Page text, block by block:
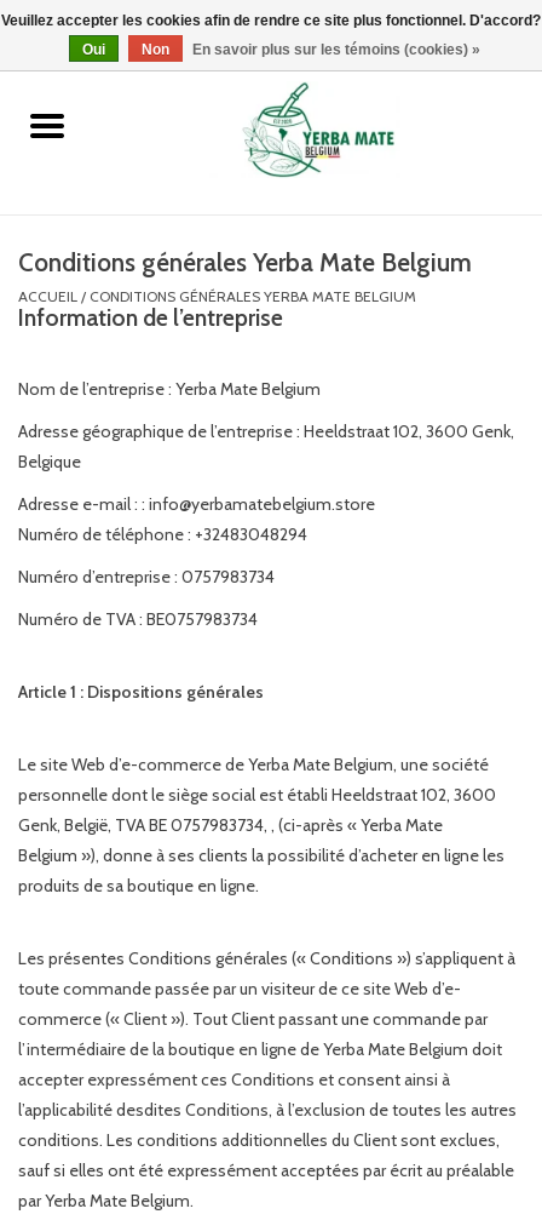
0 Articles - €0,00
Accueil
Produits
Info
Marques
Conditions générales Yerba Mate Belgium
ACCUEIL / CONDITIONS GÉNÉRALES YERBA MATE BELGIUM
Information de l’entreprise
Nom de l’entreprise : Yerba Mate Belgium
Adresse géographique de l’entreprise : Heeldstraat 102, 3600 Genk,
Belgique
Adresse e-mail : : info@yerbamatebelgium.store
Numéro de téléphone : +32483048294
Numéro d’entreprise : 0757983734
Numéro de TVA : BE0757983734
Article 1 : Dispositions générales
Le site Web d’e-commerce de Yerba Mate Belgium, une société
personnelle dont le siège social est établi Heeldstraat 102, 3600
Genk, België, TVA BE 0757983734, , (ci-après « Yerba Mate
Belgium »), donne à ses clients la possibilité d’acheter en ligne les
produits de sa boutique en ligne.
Les présentes Conditions générales (« Conditions ») s’appliquent à
toute commande passée par un visiteur de ce site Web d’e-
commerce (« Client »). Tout Client passant une commande par
l’intermédiaire de la boutique en ligne de Yerba Mate Belgium doit
accepter expressément ces Conditions et consent ainsi à
l’applicabilité desdites Conditions, à l’exclusion de toutes les autres
conditions. Les conditions additionnelles du Client sont exclues,
sauf si elles ont été expressément acceptées par écrit au préalable
par Yerba Mate Belgium.
Veuillez accepter les cookies afin de rendre ce site plus fonctionnel. D'accord?
Oui
Non En savoir plus sur les témoins (cookies) »